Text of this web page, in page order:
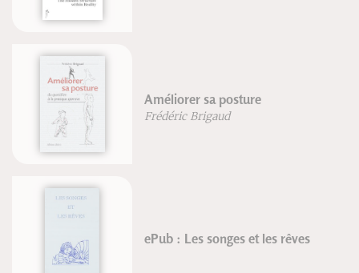
Améliorer sa posture
Frédéric Brigaud
ePub : Les songes et les rêves